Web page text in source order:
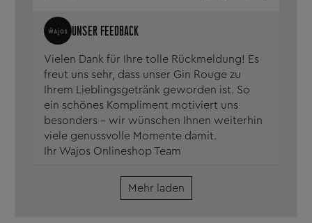
Vielen Dank für Ihre tolle Rückmeldung! Es
freut uns sehr, dass unser Gin Rouge zu
Ihrem Lieblingsgetränk geworden ist. So
ein schönes Kompliment motiviert uns
besonders – wir wünschen Ihnen weiterhin
viele genussvolle Momente damit.
Ihr Wajos Onlineshop Team
Mehr laden